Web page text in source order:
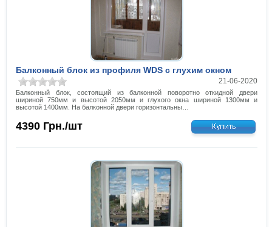
Балконный блок из профиля WDS с глухим окном
21-06-2020
Балконный блок, состоящий из балконной поворотно откидной двери
шириной 750мм и высотой 2050мм и глухого окна шириной 1300мм и
высотой 1400мм. На балконной двери горизонтальны…
4390 Грн./шт